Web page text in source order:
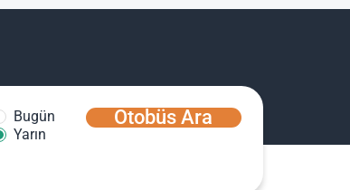
Bugün
Yarın
Otobüs Ara